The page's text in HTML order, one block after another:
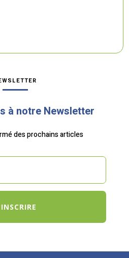
à notre Newsletter
des prochains articles